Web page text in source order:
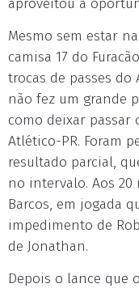
aproveitou a
Mesmo sem estar
camisa 17 do
trocas de passes do
não fez um grande
como deixar passar
Atlético-PR. Foram
resultado parcial,
no intervalo. Aos
Barcos, em jogada
impedimento de
de Jonathan.
Depois o lance